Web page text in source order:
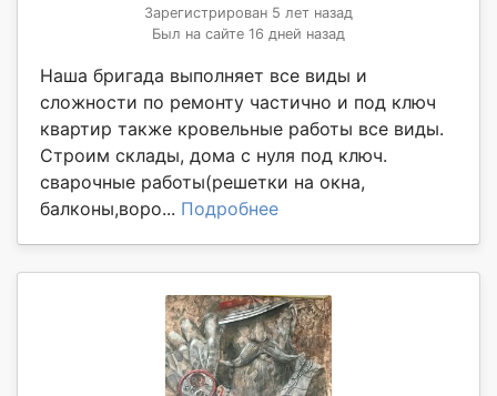
Зарегистрирован 5 лет назад
Был на сайте 16 дней назад
Наша бригада выполняет все виды и
сложности по ремонту частично и под ключ
квартир также кровельные работы все виды.
Строим склады, дома с нуля под ключ.
сварочные работы(решетки на окна,
балконы,воро... Подробнее